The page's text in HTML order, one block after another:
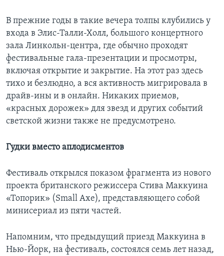
В прежние годы в такие вечера толпы клубились у
входа в Элис-Талли-Холл, большого концертного
зала Линкольн-центра, где обычно проходят
фестивальные гала-презентации и просмотры,
включая открытие и закрытие. На этот раз здесь
тихо и безлюдно, а вся активность мигрировала в
драйв-ины и в онлайн. Никаких приемов,
«красных дорожек» для звезд и других событий
светской жизни также не предусмотрено.
Гудки вместо аплодисментов
Фестиваль открылся показом фрагмента из нового
проекта британского режиссера Стива Маккуина
«Топорик» (Small Axe), представляющего собой
минисериал из пяти частей.
Напомним, что предыдущий приезд Маккуина в
Нью-Йорк, на фестиваль, состоялся семь лет назад,